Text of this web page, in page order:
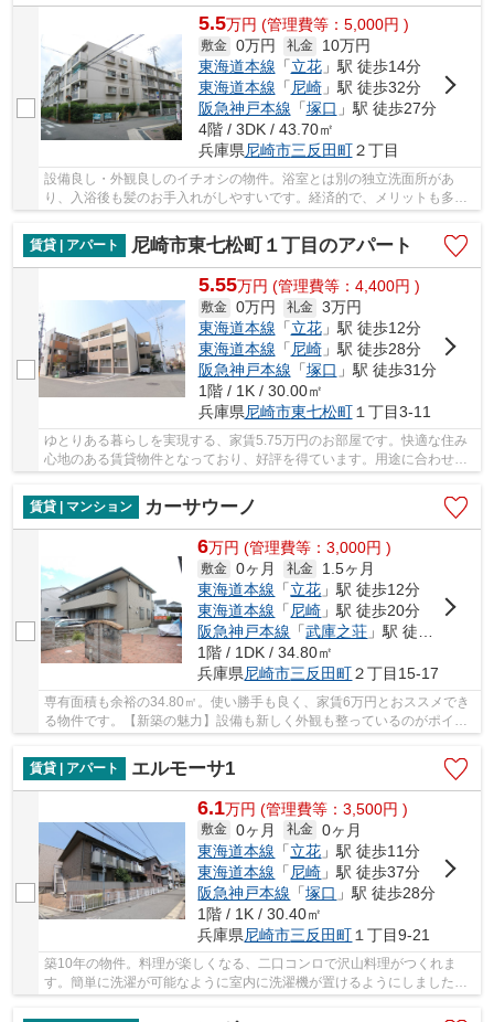
5.5万円 (管理費等：5,000円 )
敷金 0万円 礼金
10万円
東海道本線 「立花」駅 徒歩14分
東海道本線 「尼崎」駅 徒歩32分
阪急神戸本線 「塚口 」駅 徒歩27分
4階 / 3DK / 43.70㎡
兵庫県尼崎市三反田町２丁目
設備良し・外観良しのイチオシの物件。浴室とは別の独立洗面所があ
り、入浴後も髪のお手入れがしやすいです。経済的で、メリットも多い
賃貸 | アパート
尼崎市東七松町１丁目のアパート
5.55万円 (管理費等：4,400円 )
敷金 0万円 礼金 3万円
東海道本線 「立花」駅 徒歩12分
東海道本線 「 尼崎」駅 徒歩28分
阪急神戸本線 「塚口 」駅 徒歩31分
1階 / 1K / 30.00㎡
兵庫県尼崎市東七松町１丁目3-11
ゆとりある暮らしを実現する、家賃5.75万円のお部屋です。快適な住み
心地のある賃貸物件となっており、好評を得ています。用途に合わせて
賃貸 | マンション
カーサウーノ
6万円 (管理費等：3,000円 )
敷金 0ヶ月 礼金
1.5ヶ月
東海道本線 「立花 」駅 徒歩12分
東海道本線 「 尼崎 」駅 徒歩20分
阪急神戸本線 「武庫之荘 」駅 徒歩30分
1階 / 1DK / 34.80㎡
兵庫県尼崎市三反田町２丁目15-17
専有面積も余裕の34.80㎡。使い勝手も良く、家賃6万円とおススメでき
る物件です。【新築の魅力】設備も新しく外観も整っているのがポイン
賃貸 | アパート
エルモーサ1
6.1万円 (管理費等：3,500円 )
敷金 0ヶ月 礼金 0ヶ月
東海道本線 「立花 」駅 徒歩11分
東海道本線 「 尼崎 」駅 徒歩37分
阪急神戸本線 「塚口 」駅 徒歩28分
1階 / 1K / 30.40㎡
兵庫県尼崎市三反田町 １丁目9-21
築10年の物件。料理が楽しくなる、二口コンロで沢山料理がつくれま
す。簡単に洗濯が可能なように室内に洗濯機が置けるようにしました。
お手入れも楽なエアコン付きの物件で、温度管理...